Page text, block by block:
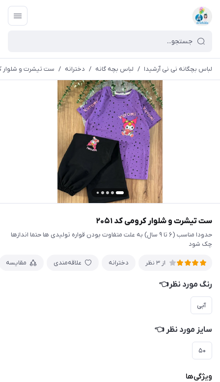
لباس بچگانه نی نی آرشیدا / لباس بچه گانه / دخترانه / ست تیشرت و شلوار
ست تیشرت و شلوار کرومی کد ۲۰۵۱
حدودا مناسب (۶ تا ۹ سال) به علت متفاوت بودن قواره تولیدی ها حتما اندازها
چک شود
از 3 نظر دخترانه علاقه‌مندی مقایسه
رنگ مورد نظر👈
آبی
سایز مورد نظر 👈
۵۰
ویژگی‌ها